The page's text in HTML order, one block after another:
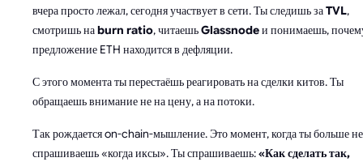
вчера просто лежал, сегодня участвует в сети. Ты следишь заTVL,
смотришь наburn ratio, читаешьGlassnodeи понимаешь,
предложение ETH находится в дефляции.
С этого момента ты перестаёшь реагировать на сделки китов. Ты
обращаешь внимание не на цену, а на потоки.
Так рождается on-chain-мышление. Это момент, когда ты больше не
спрашиваешь «когда иксы». Ты спрашиваешь:«Как сделать так,